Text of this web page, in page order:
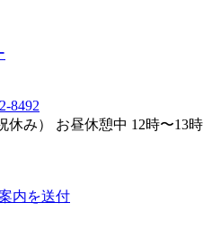
8492
休み）
お昼休憩中 12時〜13時
内を送付